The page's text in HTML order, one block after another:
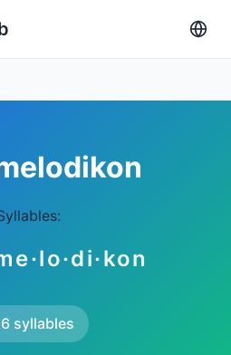
6 syllables